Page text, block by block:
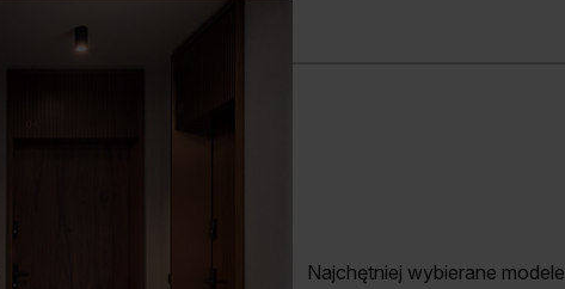
Najchętniej wybierane modele